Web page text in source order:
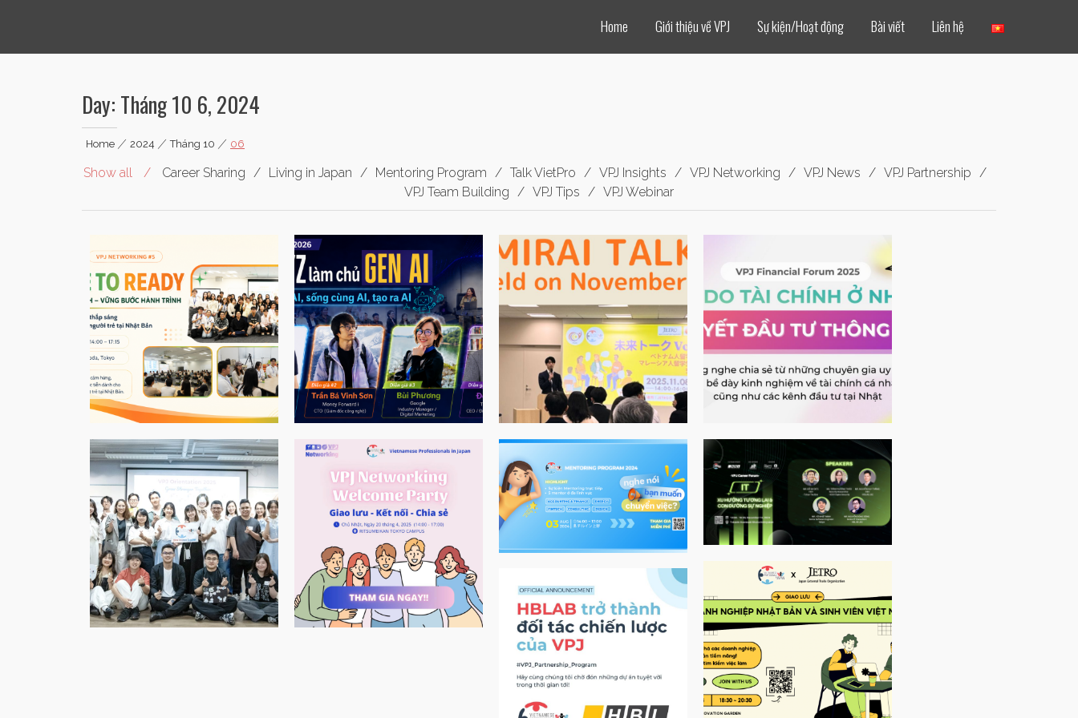
Home Giới thiệu về VPJ Sự kiện/Hoạt động Bài viết Liên hệ
Day: Tháng 10 6, 2024
Home|2024|Tháng 10|06
Show all Career Sharing Living in Japan Mentoring Program Talk VietPro VPJ Insights VPJ Networking VPJ News
VPJ Partnership
VPJ Team Building
VPJ Tips VPJ Webinar